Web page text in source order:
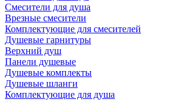
Смесители для душа
Врезные смесители
Комплектующие для смесителей
Душевые гарнитуры
Верхний душ
Панели душевые
Душевые комплекты
Душевые шланги
Комплектующие для душа